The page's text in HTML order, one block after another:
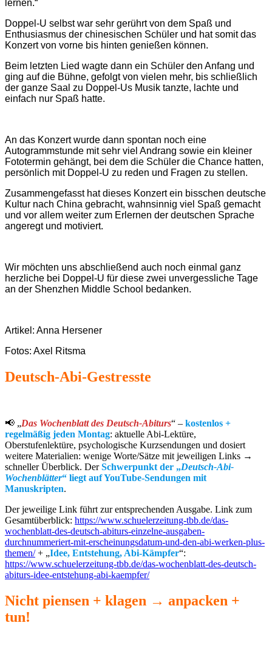
lernen.“
Doppel-U selbst war sehr gerührt von dem Spaß und
Enthusiasmus der chinesischen Schüler und hat somit das
Konzert von vorne bis hinten genießen können.
Beim letzten Lied wagte dann ein Schüler den Anfang und
ging auf die Bühne, gefolgt von vielen mehr, bis schließlich
der ganze Saal zu Doppel-Us Musik tanzte, lachte und
einfach nur Spaß hatte.
An das Konzert wurde dann spontan noch eine
Autogrammstunde mit sehr viel Andrang sowie ein kleiner
Fototermin gehängt, bei dem die Schüler die Chance hatten,
persönlich mit Doppel-U zu reden und Fragen zu stellen.
Zusammengefasst hat dieses Konzert ein bisschen deutsche
Kultur nach China gebracht, wahnsinnig viel Spaß gemacht
und vor allem weiter zum Erlernen der deutschen Sprache
angeregt und motiviert.
Wir möchten uns abschließend auch noch einmal ganz
herzliche bei Doppel-U für diese zwei unvergessliche Tage
an der Shenzhen Middle School bedanken.
Artikel: Anna Hersener
Fotos: Axel Ritsma
Deutsch-Abi-Gestresste
📢 „Das Wochenblatt des Deutsch-Abiturs“ – kostenlos +
regelmäßig jeden Montag: aktuelle Abi-Lektüre,
Oberstufenlektüre, psychologische Kurzsendungen und dosiert
weitere Materialien: wenige Worte/Sätze mit jeweiligen Links →
schneller Überblick. DerSchwerpunkt der „Deutsch-Abi-
Wochenblätter“ liegt auf YouTube-Sendungen mit
Manuskripten.
Der jeweilige Link führt zur entspre­chenden Ausgabe. Link zum
Gesamt­über­blick: https://www.schuelerzeitung-tbb.de/das-
wochenblatt-des-deutsch-abiturs-einzelne-ausgaben-
durchnummeriert-mit-erscheinungsdatum-und-den-abi-werken-plus-
themen/+ „Idee, Entstehung, Abi-Kämpfer“:
https://www.schuelerzeitung-tbb.de/das-wochenblatt-des-deutsch-
abiturs-idee-entstehung-abi-kaempfer/
Nicht piensen + klagen → anpacken +
tun!